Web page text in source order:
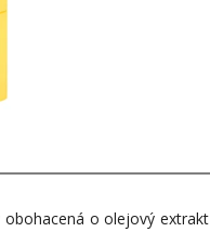
o olejový extrakt